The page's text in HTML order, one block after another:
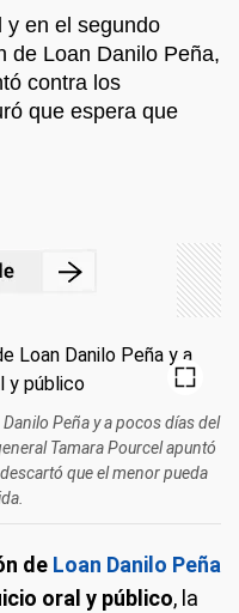
y en el segundo
de Loan Danilo Peña,
contra los
que espera que
Peña y a pocos días del
Tamara Pourcel apuntó
que el menor pueda
de Loan Danilo Peña
oral y público, la